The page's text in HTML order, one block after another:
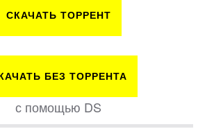
СКАЧАТЬ ТОРРЕНТ
БЕЗ ТОРРЕНТА
с помощью DS